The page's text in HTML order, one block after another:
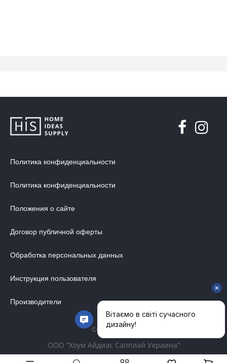
Политика конфиденциальности
Политика конфиденциальности
Положения о сайте
Договор публичной оферты
Обработка персональных данных
Инструкция пользователя
Производители
© 2014-2026
ООО "Хоум Айдиас Сапплай Украина"